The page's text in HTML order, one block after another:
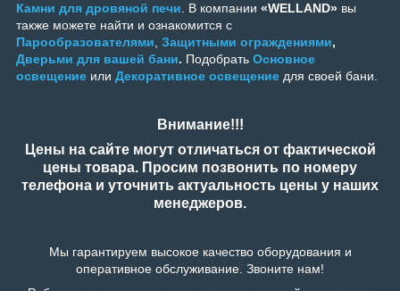
Камни для дровяной печи. В компании «WELLAND» вы
также можете найти и ознакомится с
Парообразователями, Защитными ограждениями,
Дверьми для вашей бани. Подобрать Основное
освещение или Декоративное освещение для своей бани.
Внимание!!!
Цены на сайте могут отличаться от фактической
цены товара. Просим позвонить по номеру
телефона и уточнить актуальность цены у наших
менеджеров.
Мы гарантируем высокое качество оборудования и
оперативное обслуживание. Звоните нам!